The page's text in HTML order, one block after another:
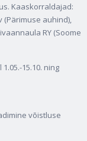
Kaaskorraldajad:
(Pärimuse auhind),
RY (Soome
15.10. ning
võistluse